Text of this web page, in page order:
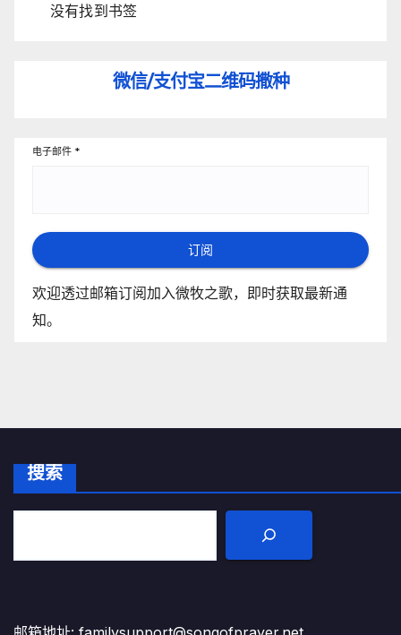
没有找到书签
微信/支付宝二维码撒种
电子邮件 *
订阅
欢迎透过邮箱订阅加入微牧之歌，即时获取最新通
知。
搜索